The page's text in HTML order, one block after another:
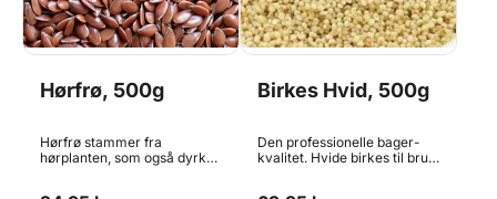
Hørfrø, 500g
Hørfrø stammer fra
hørplanten, som også dyrkes
Birkes Hvid, 500g
Den professionelle bager-
kvalitet. Hvide birkes til brug